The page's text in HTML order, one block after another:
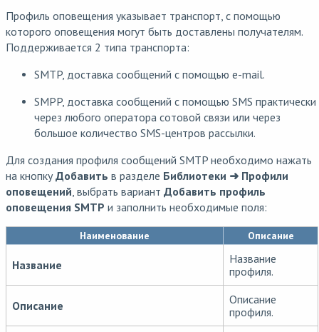
Профиль оповещения указывает транспорт, с помощью
которого оповещения могут быть доставлены получателям.
Поддерживается 2 типа транспорта:
SMTP, доставка сообщений с помощью e-mail.
SMPP, доставка сообщений с помощью SMS практически
через любого оператора сотовой связи или через
большое количество SMS-центров рассылки.
Для создания профиля сообщений SMTP необходимо нажать
на кнопкуДобавить в разделе Библиотеки ➜ Профили
оповещений, выбрать вариант Добавить профиль
оповещения SMTP и заполнить необходимые поля:
Наименование Описание
Название
Название
профиля.
Описание
Описание
профиля.